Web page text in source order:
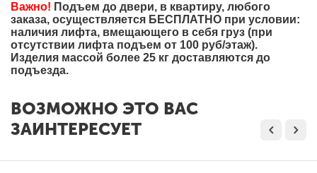
Важно! Подъем до двери, в квартиру, любого
заказа, осуществляется БЕСПЛАТНО при условии:
наличия лифта, вмещающего в себя груз (при
отсутствии лифта подъем от 100 руб/этаж).
Изделия массой более 25 кг доставляются до
подъезда.
ВОЗМОЖНО ЭТО ВАС
ЗАИНТЕРЕСУЕТ